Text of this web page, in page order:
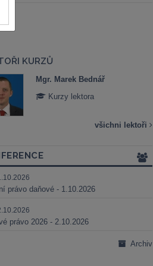
KURZŮ
Mgr. Marek Bednář
Kurzy lektora
všichni lektoři
právo daňové - 1.10.2026
právo 2026 - 2.10.2026
Archiv